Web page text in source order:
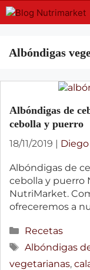
Skip
to
Albóndigas
Albóndigas de
cebolla y puerro
18/11/2019 |
Albóndigas de
cebolla y puerro
NutriMarket.
ofreceremos a
Categories
Recetas
Tags
Albóndigas
vegetarianas,